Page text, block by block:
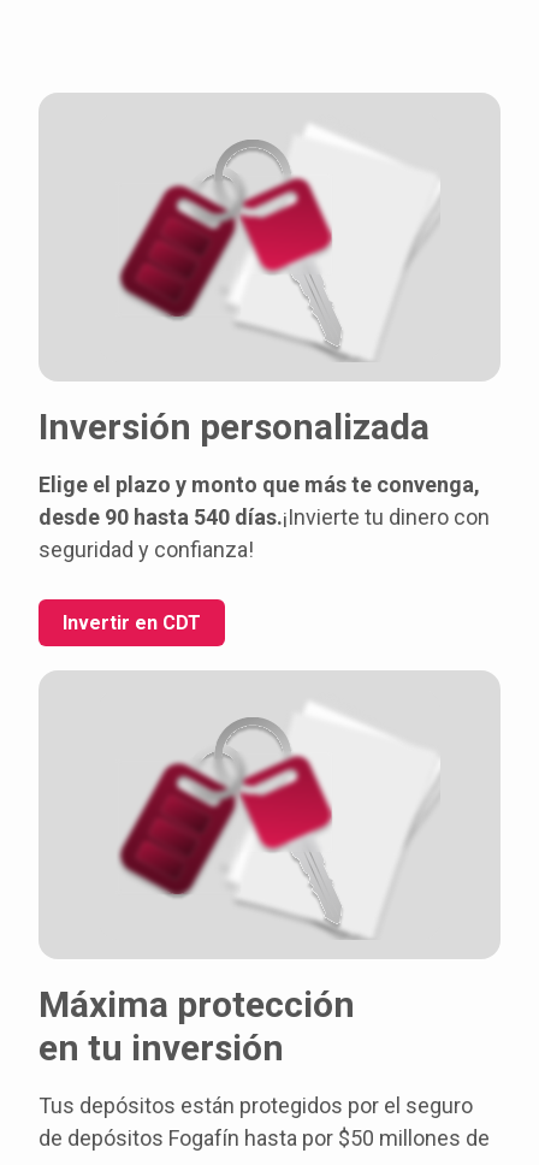
Inversión personalizada
Elige el plazo y monto que más te convenga,
desde 90 hasta 540 días.¡Invierte tu dinero con
seguridad y confianza!
Invertir en CDT
Máxima protección
en tu inversión
Tus depósitos están protegidos por el seguro
de depósitos Fogafín hasta por $50 millones de